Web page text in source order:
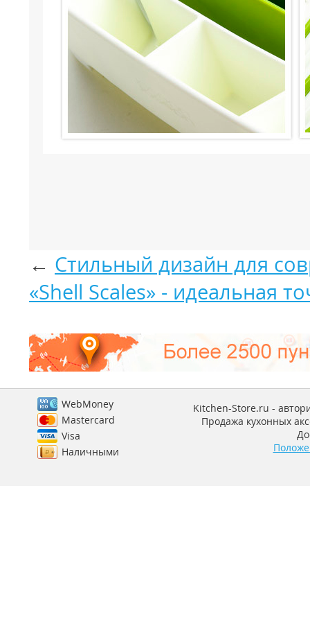
← Стильный дизайн для
«Shell Scales» - идеальная
WebMoney
Mastercard
Visa
Наличными
Kitchen-Store.ru -
Продажа кухонных